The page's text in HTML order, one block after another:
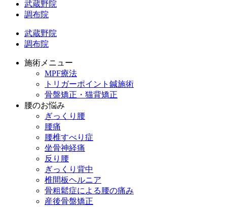
武蔵野院
調布院
武蔵野院
調布院
施術メニュー
MPF療法
トリガーポイント鍼施術
骨盤矯正・猫背矯正
腰のお悩み
ぎっくり腰
腰痛
腰椎すべり症
坐骨神経痛
反り腰
ぎっくり背中
椎間板ヘルニア
骨粗鬆症による腰の痛み
産後骨盤矯正